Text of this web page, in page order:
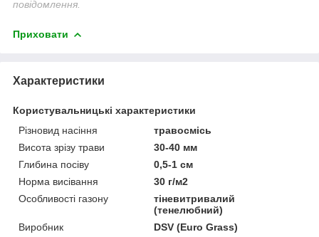
повідомлення.
Приховати
Характеристики
Користувальницькі характеристики
Різновид насіння
травосмісь
Висота зрізу трави
30-40 мм
Глибина посіву
0,5-1 см
Норма висівання
30 г/м2
Особливості газону
тіневитривалий
(тенелюбний)
Виробник
DSV (Euro Grass)